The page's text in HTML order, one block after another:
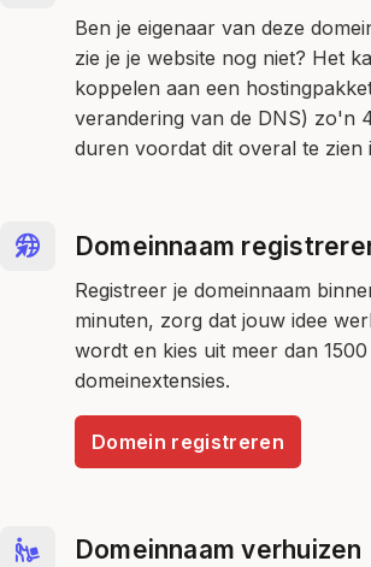
Ben je eigenaar van deze
zie je je website nog niet? Het
koppelen aan een
verandering van de DNS) zo'n
duren voordat dit overal te zien
Domeinnaam
Registreer je domeinnaam
minuten, zorg dat jouw idee
wordt en kies uit meer dan 1500
domeinextensies.
Domein registreren
Domeinnaam verhuizen